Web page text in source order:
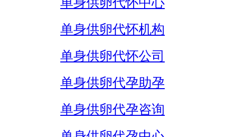
单身供卵代怀机构
单身供卵代怀公司
单身供卵代孕助孕
单身供卵代孕咨询